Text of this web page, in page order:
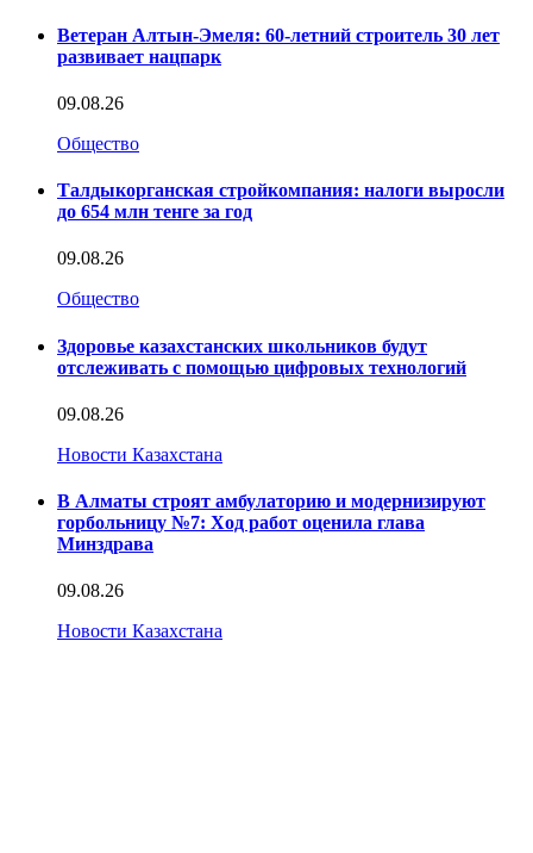
Ветеран Алтын-Эмеля: 60-летний строитель 30 лет
развивает нацпарк
09.08.26
Общество
Талдыкорганская стройкомпания: налоги выросли
до 654 млн тенге за год
09.08.26
Общество
Здоровье казахстанских школьников будут
отслеживать с помощью цифровых технологий
09.08.26
Новости Казахстана
В Алматы строят амбулаторию и модернизируют
горбольницу №7: Ход работ оценила глава
Минздрава
09.08.26
Новости Казахстана